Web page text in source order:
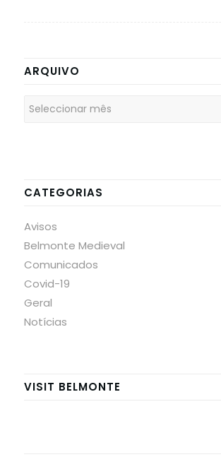
ARQUIVO
CATEGORIAS
Avisos
Belmonte Medieval
Comunicados
Covid-19
Geral
Notícias
VISIT BELMONTE